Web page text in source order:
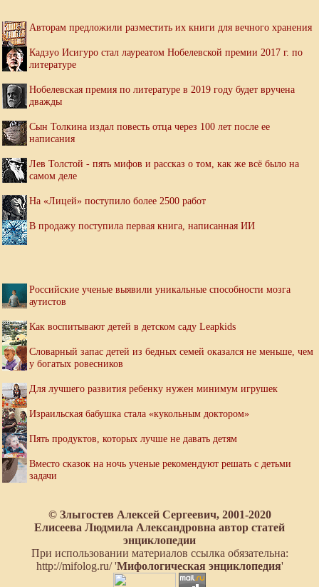
Авторам предложили разместить их книги для вечного хранения
Кадзуо Исигуро стал лауреатом Нобелевской премии 2017 г. по
литературе
Нобелевская премия по литературе в 2019 году будет вручена
дважды
Сын Толкина издал повесть отца через 100 лет после ее
написания
Лев Толстой - пять мифов и рассказ о том, как же всё было на
самом деле
На «Лицей» поступило более 2500 работ
В продажу поступила первая книга, написанная ИИ
Российские ученые выявили уникальные способности мозга
аутистов
Как воспитывают детей в детском саду Leapkids
Словарный запас детей из бедных семей оказался не меньше, чем
у богатых ровесников
Для лучшего развития ребенку нужен минимум игрушек
Израильская бабушка стала «кукольным доктором»
Пять продуктов, которых лучше не давать детям
Вместо сказок на ночь ученые рекомендуют решать с детьми
задачи
© Злыгостев Алексей Сергеевич, 2001-2020
Елисеева Людмила Александровна автор статей
энциклопедии
При использовании материалов ссылка обязательна:
http://mifolog.ru/ 'Мифологическая энциклопедия'